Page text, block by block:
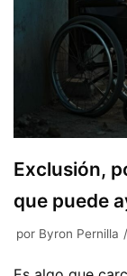
Exclusión,
que puede
por Byron Pernilla